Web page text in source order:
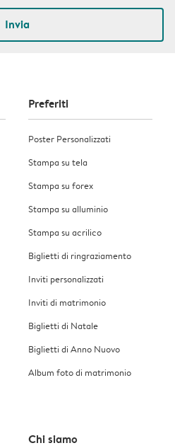
Invia
Preferiti
Poster Personalizzati
Stampa su tela
Stampa su forex
Stampa su alluminio
Stampa su acrilico
Biglietti di ringraziamento
Inviti personalizzati
Inviti di matrimonio
Biglietti di Natale
Biglietti di Anno Nuovo
Album foto di matrimonio
Chi siamo